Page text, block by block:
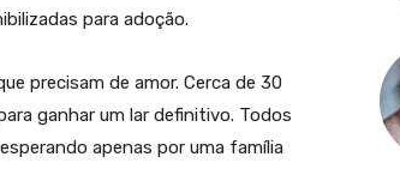
para adoção.
precisam de amor. Cerca de 30
ganhar um lar definitivo. Todos
apenas por uma família